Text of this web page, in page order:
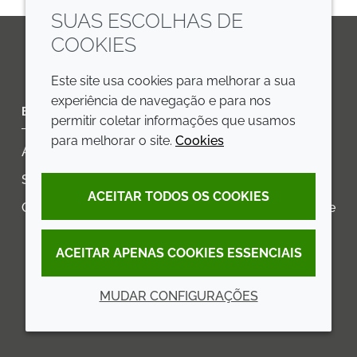
LinkedInYoutubeLine
EMPRESA
Annual Report
Sustainability Report
Croda.com
LEGAL
Termos e condições
Declaração de Acessibilidade
SUAS ESCOLHAS DE
COOKIES
Este site usa cookies para melhorar a sua
experiência de navegação e para nos
permitir coletar informações que usamos
para melhorar o site. Cookies
ACEITAR TODOS OS COOKIES
ACEITAR APENAS COOKIES ESSENCIAIS
MUDAR CONFIGURAÇÕES